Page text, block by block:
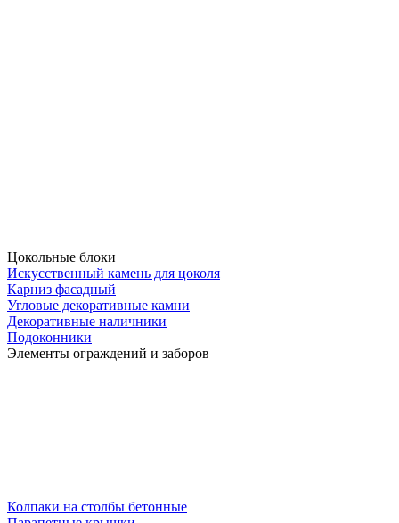
Цокольные блоки
Искусственный камень для цоколя
Карниз фасадный
Угловые декоративные камни
Декоративные наличники
Подоконники
Элементы ограждений и заборов
Колпаки на столбы бетонные